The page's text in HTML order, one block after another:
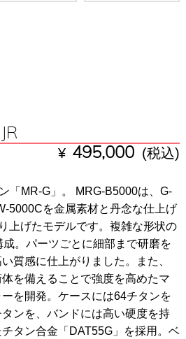
¥ 495,000 (税込)
「MR-G」。 MRG-B5000は、G-
5000Cを金属素材と丹念な仕上げ
上げたモデルです。複雑な形状の
。パーツごとに細部まで研磨を
質感に仕上がりました。また、
を備えることで強度を高めたマ
を開発。ケースには64チタンを
ンを、バンドには高い硬度を持
タン合金「DAT55G」を採用。ベ